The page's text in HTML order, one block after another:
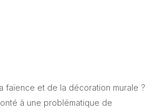
faïence et de la décoration murale ?
à une problématique de